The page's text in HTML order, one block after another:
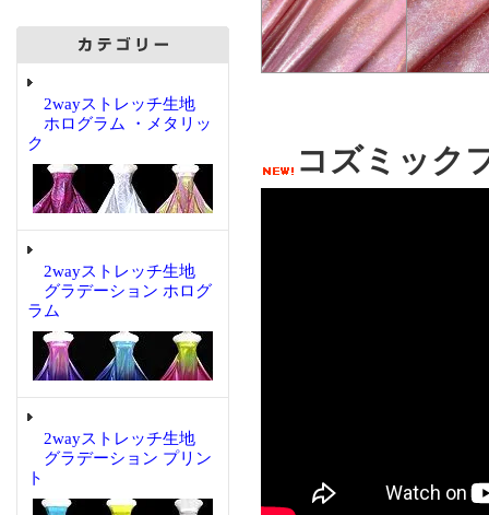
2wayストレッチ生地
ホログラム ・メタリッ
ク
2wayストレッチ生地
グラデーション ホログ
ラム
2wayストレッチ生地
グラデーション プリン
ト
コズミック